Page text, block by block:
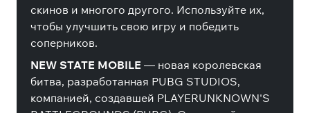
скинов и многого другого. Используйте их,
чтобы улучшить свою игру и победить
соперников.
NEW STATE MOBILE — новая королевская
битва, разработанная PUBG STUDIOS,
компанией, создавшей PLAYERUNKNOWN'S